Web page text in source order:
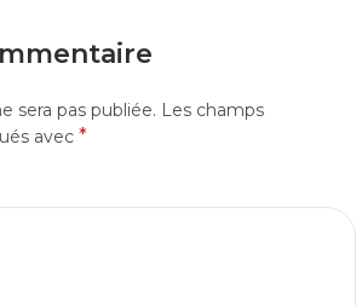
sera pas publiée. Les champs
avec *